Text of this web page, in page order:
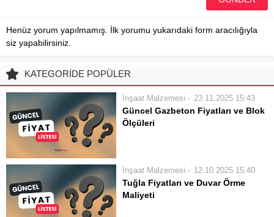
Henüz yorum yapılmamış. İlk yorumu yukarıdaki form aracılığıyla
siz yapabilirsiniz.
KATEGORİDE POPÜLER
İnşaat Malzemesi 23.11.2025 15:43
Güncel Gazbeton Fiyatları ve Blok
Ölçüleri
özellikleri sayesinde pek çok projede
tercih edilen gazbeton bloklar, enerji
verimliliği ve kolay uygulanabilirlik
İnşaat Malzemesi 12.10.2025 15:40
Tuğla Fiyatları ve Duvar Örme
Maliyeti